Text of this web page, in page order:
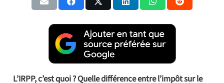
L’IRPP, c’est quoi ? Quelle différence entre l’impôt sur le